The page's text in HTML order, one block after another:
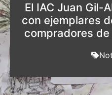
El IAC Juan Gil-
con ejemplares
compradores